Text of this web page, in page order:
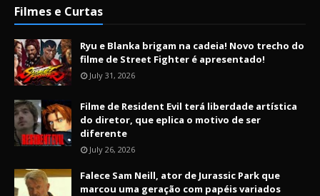
Filmes e Curtas
Ryu e Blanka brigam na cadeia! Novo trecho do
filme de Street Fighter é apresentado!
July 31, 2026
Filme de Resident Evil terá liberdade artística
do diretor, que eplica o motivo de ser
diferente
July 26, 2026
Falece Sam Neill, ator de Jurassic Park que
marcou uma geração com papéis variados